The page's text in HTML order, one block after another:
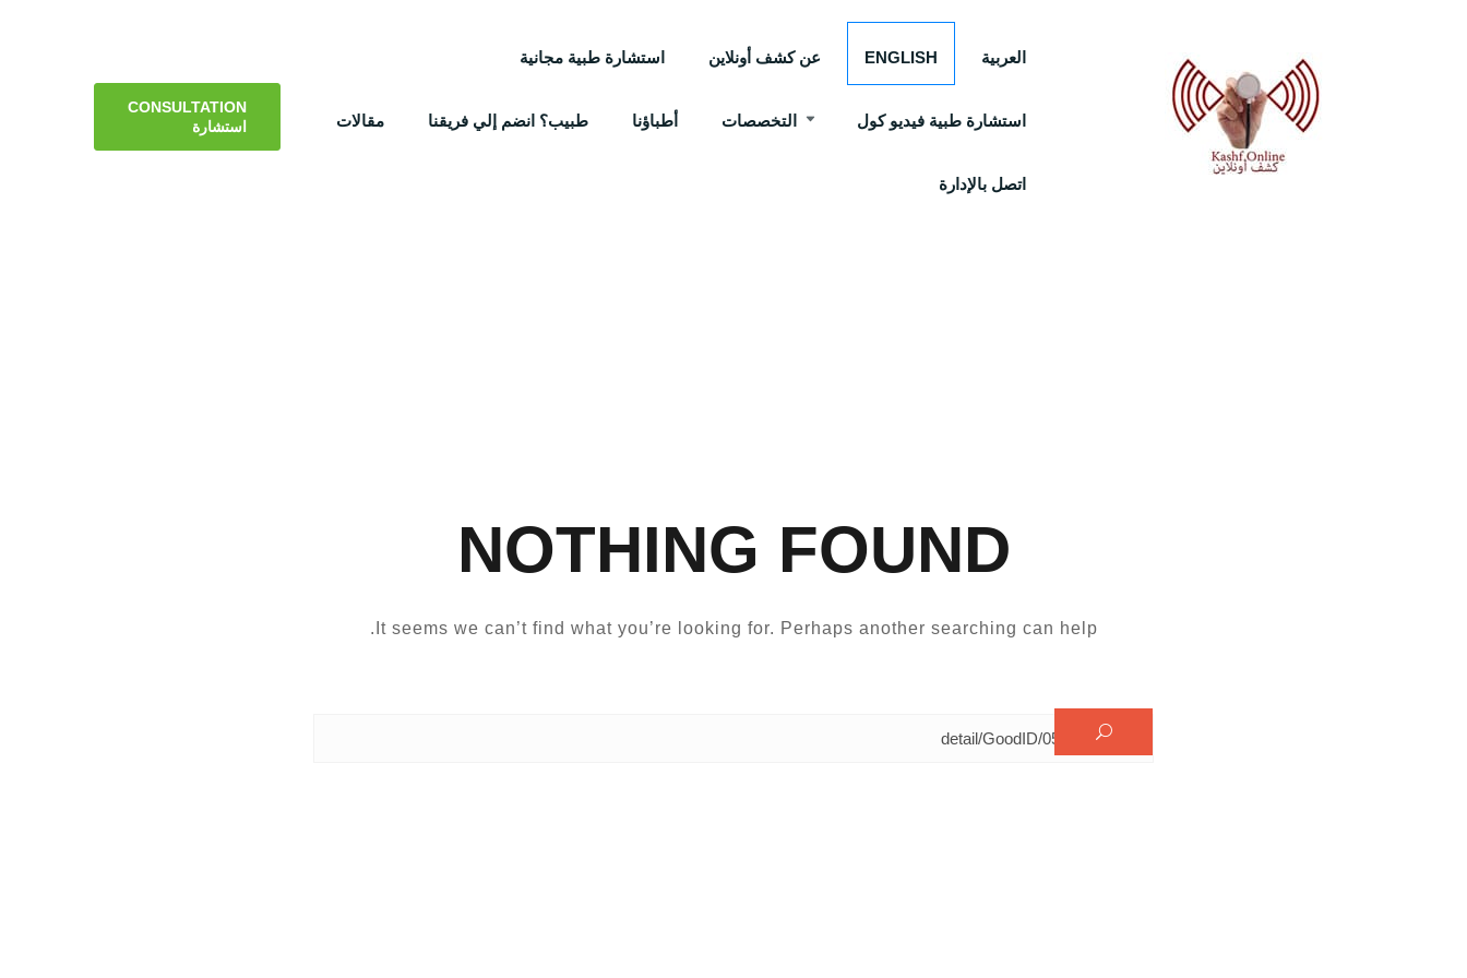
العربية ENGLISH عن كشف أونلاين استشارة طبية مجانية
استشارة طبية فيديو كول التخصصات أطباؤنا طبيب؟ انضم إلي فريقنا مقالات
اتصل بالإدارة
CONSULTATION
استشارة
NOTHING FOUND
It seems we can’t find what you’re looking for. Perhaps another searching can help.